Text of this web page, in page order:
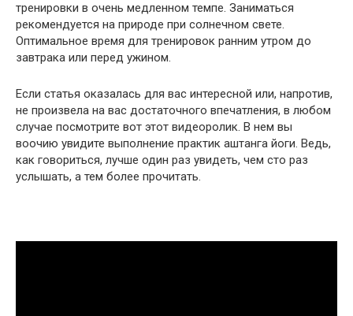
тренировки в очень медленном темпе. Заниматься
рекомендуется на природе при солнечном свете.
Оптимальное время для тренировок ранним утром до
завтрака или перед ужином.
Если статья оказалась для вас интересной или, напротив,
не произвела на вас достаточного впечатления, в любом
случае посмотрите вот этот видеоролик. В нем вы
воочию увидите выполнение практик аштанга йоги. Ведь,
как говориться, лучше один раз увидеть, чем сто раз
услышать, а тем более прочитать.